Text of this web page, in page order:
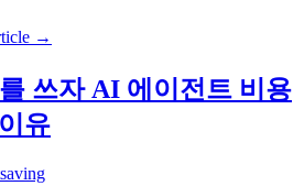
→
쓰자 AI 에이전트 비용
유